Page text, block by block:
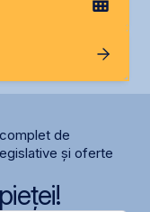
de
și oferte